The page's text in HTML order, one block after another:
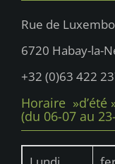
Rue de
6720 Habay-la-
+32 (0)63 422
Horaire »d’été
(du 06-07 au